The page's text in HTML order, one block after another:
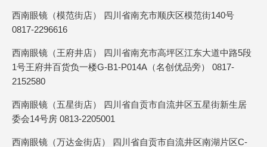
西南眼镜（模范街店） 四川省南充市顺庆区模范街140号
0817-2296616
西南眼镜（王府井店） 四川省南充市高坪区江东大道中路5段
1号王府井百货负一楼G-B1-P014A（名创优品旁） 0817-
2152580
西南眼镜（五星街店） 四川省自贡市自流井区五星街新生居
委会14号房 0813-2205001
西南眼镜（万达金街店） 四川省自贡市自流井区南湖片区C-